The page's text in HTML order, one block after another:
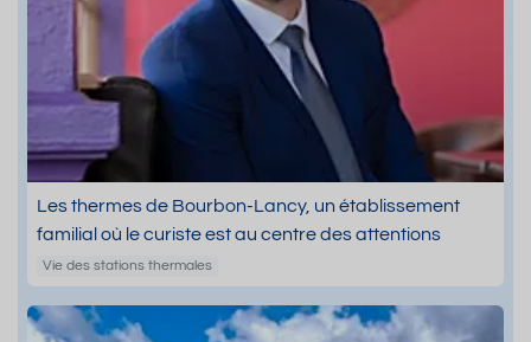
Les thermes de Bourbon-Lancy, un établissement
familial où le curiste est au centre des attentions
Vie des stations thermales